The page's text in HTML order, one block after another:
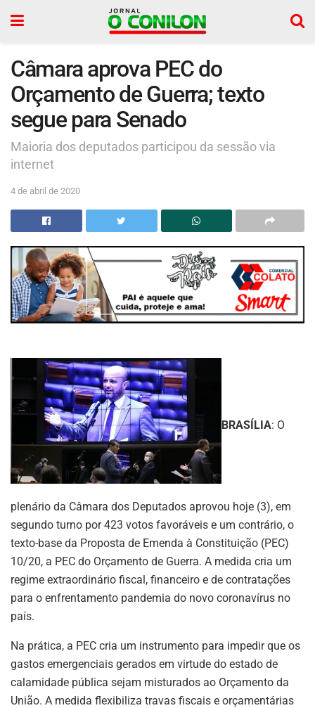
Câmara aprova PEC do
Orçamento de Guerra; texto
segue para Senado
Maioria dos deputados participou da sessão via
internet
4 de abril de 2020
BRASÍLIA: O
plenário da Câmara dos Deputados aprovou hoje (3), em
segundo turno por 423 votos favoráveis e um contrário, o
texto-base da Proposta de Emenda à Constituição (PEC)
10/20, a PEC do Orçamento de Guerra. A medida cria um
regime extraordinário fiscal, financeiro e de contratações
para o enfrentamento pandemia do novo coronavírus no
país.
Na prática, a PEC cria um instrumento para impedir que os
gastos emergenciais gerados em virtude do estado de
calamidade pública sejam misturados ao Orçamento da
União. A medida flexibiliza travas fiscais e orçamentárias